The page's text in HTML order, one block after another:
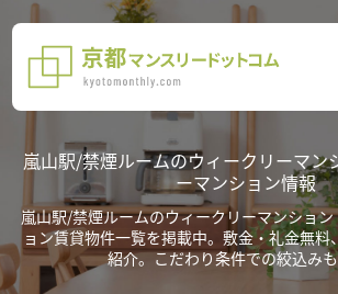
嵐山駅/禁煙ルームのウィークリーマン
ーマンション情報
嵐山駅/禁煙ルームのウィークリーマンショ
ョン賃貸物件一覧を掲載中。敷金・礼金無
紹介。こだわり条件での絞込み